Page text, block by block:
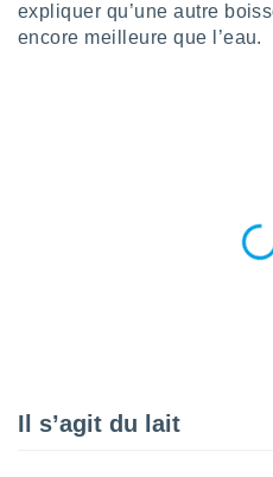
ainsi
expliquer qu’une autre
encore meilleure que l’eau.
Il s’agit du lait